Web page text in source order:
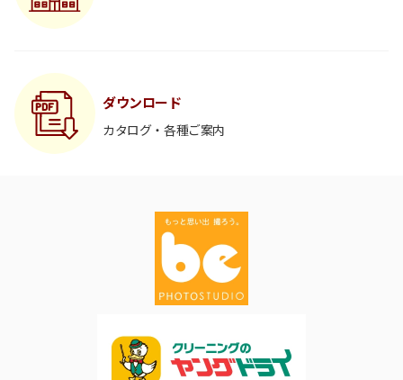
ダウンロード
カタログ・各種ご案内